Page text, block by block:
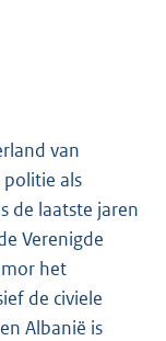
van
als
de laatste jaren
Verenigde
het
de civiele
Albanië is